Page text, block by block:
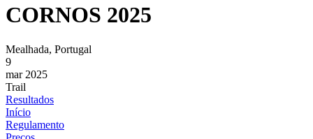
CORNOS 2025
Mealhada, Portugal
9
mar 2025
Trail
Resultados
Início
Regulamento